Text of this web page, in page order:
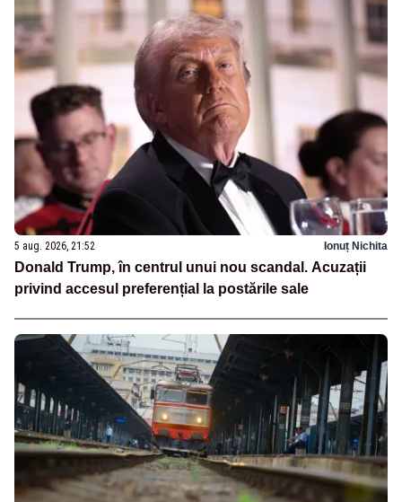
5 aug. 2026, 21:52 Ionuț Nichita
Donald Trump, în centrul unui nou scandal. Acuzații
privind accesul preferențial la postările sale